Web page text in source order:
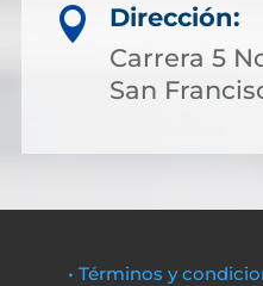

Dirección:
Carrera 5
San
• Términos y